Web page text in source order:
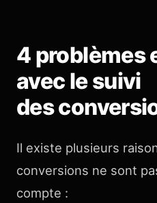
4 problèmes
avec le suivi
des
Il existe plusieurs
conversions ne sont
compte :